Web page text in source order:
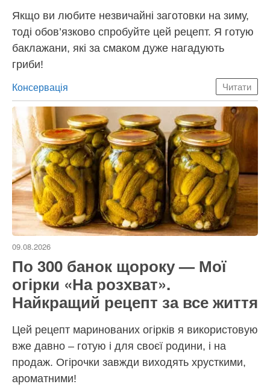
Якщо ви любите незвичайні заготовки на зиму,
тоді обов’язково спробуйте цей рецепт. Я готую
баклажани, які за смаком дуже нагадують
гриби!
Категорії
Консервація Читати
09.08.2026
По 300 банок щороку — Мої
огірки «На розхват».
Найкращий рецепт за все життя
Цей рецепт маринованих огірків я використовую
вже давно – готую і для своєї родини, і на
продаж. Огірочки завжди виходять хрусткими,
ароматними!